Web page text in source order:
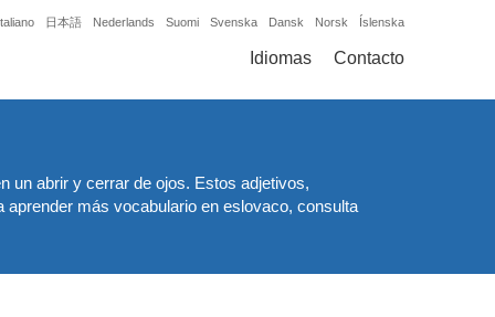
日本語 Nederlands Suomi Svenska Dansk Norsk Íslenska
Idiomas Contacto
un abrir y cerrar de ojos. Estos adjetivos,
más vocabulario en eslovaco, consulta